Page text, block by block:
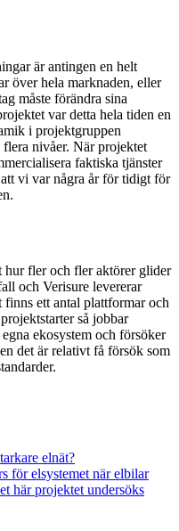
är antingen en helt
över hela marknaden, eller
måste förändra sina
var detta hela tiden en
i projektgruppen
nivåer. När projektet
faktiska tjänster
vi var några år för tidigt för
hur fler och fler aktörer glider
och Verisure levererar
finns ett antal plattformar och
så jobbar
ekosystem och försöker
det är relativt få försök som
elnät?
för elsystemet när elbilar
här projektet undersöks